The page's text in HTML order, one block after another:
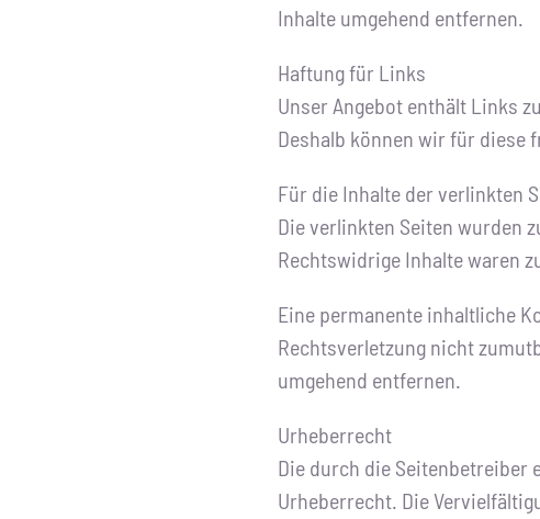
Inhalte umgehend entfernen.
Haftung für Links
Unser Angebot enthält Links
Deshalb können wir für diese
Für die Inhalte der verlinkten
Die verlinkten Seiten wurden
Rechtswidrige Inhalte waren
Eine permanente inhaltliche
Rechtsverletzung nicht
umgehend entfernen.
Urheberrecht
Die durch die Seitenbetreiber
Urheberrecht. Die